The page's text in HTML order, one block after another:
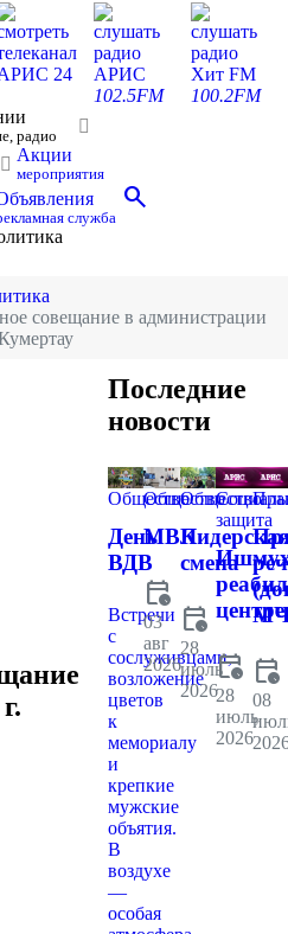
24
слушать
радио
АРИС
102.5FM
слушать
радио
Хит FM
100.2FM
радио
Акции
мероприятия
служба
search
совещание в администрации
состоялось очередное
депутата ГД ФС РФ Ирины
Последние
новости
Общество
День
ВДВ
Встречи
с
сослуживцами,
возложение
цветов
к
мемориалу
и
крепкие
мужские
объятия.
В
воздухе
—
особая
Общество
МВК
calendar_clock
03
авг
2026
Общество
смена
calendar_clock
28
июль
2026
защита
центре
calendar_clock
28
июль
2026
calendar_clock
08